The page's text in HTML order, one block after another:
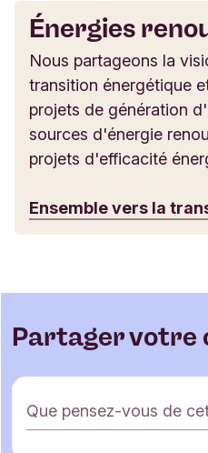
Énergies
Nous partageons la
transition énergétique
projets de génération
sources d'énergie
projets d'efficacité
Ensemble vers la
Partager votre
F
o
Que pensez-vous de